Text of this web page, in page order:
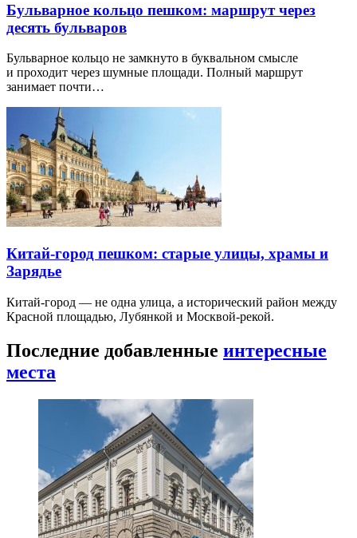
Бульварное кольцо пешком: маршрут через
десять бульваров
Бульварное кольцо не замкнуто в буквальном смысле
и проходит через шумные площади. Полный маршрут
занимает почти…
Китай-город пешком: старые улицы, храмы и
Зарядье
Китай-город — не одна улица, а исторический район между
Красной площадью, Лубянкой и Москвой-рекой.
Последние добавленные интересные
места